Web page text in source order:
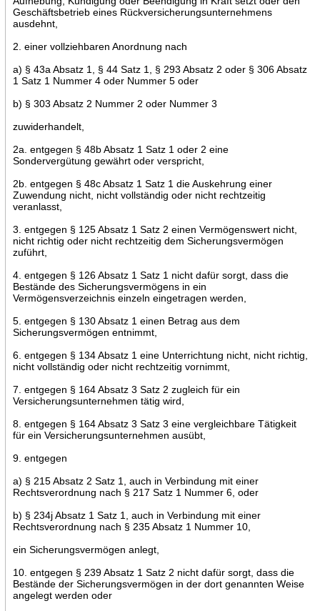
Geschäftsbetrieb eines Rückversicherungsunternehmens
ausdehnt,
2. einer vollziehbaren Anordnung nach
a) § 43a Absatz 1, § 44 Satz 1, § 293 Absatz 2 oder § 306 Absatz
1 Satz 1 Nummer 4 oder Nummer 5 oder
b) § 303 Absatz 2 Nummer 2 oder Nummer 3
zuwiderhandelt,
2a. entgegen § 48b Absatz 1 Satz 1 oder 2 eine
Sondervergütung gewährt oder verspricht,
2b. entgegen § 48c Absatz 1 Satz 1 die Auskehrung einer
Zuwendung nicht, nicht vollständig oder nicht rechtzeitig
veranlasst,
3. entgegen § 125 Absatz 1 Satz 2 einen Vermögenswert nicht,
nicht richtig oder nicht rechtzeitig dem Sicherungsvermögen
zuführt,
4. entgegen § 126 Absatz 1 Satz 1 nicht dafür sorgt, dass die
Bestände des Sicherungsvermögens in ein
Vermögensverzeichnis einzeln eingetragen werden,
5. entgegen § 130 Absatz 1 einen Betrag aus dem
Sicherungsvermögen entnimmt,
6. entgegen § 134 Absatz 1 eine Unterrichtung nicht, nicht richtig,
nicht vollständig oder nicht rechtzeitig vornimmt,
7. entgegen § 164 Absatz 3 Satz 2 zugleich für ein
Versicherungsunternehmen tätig wird,
8. entgegen § 164 Absatz 3 Satz 3 eine vergleichbare Tätigkeit
für ein Versicherungsunternehmen ausübt,
9. entgegen
a) § 215 Absatz 2 Satz 1, auch in Verbindung mit einer
Rechtsverordnung nach § 217 Satz 1 Nummer 6, oder
b) § 234j Absatz 1 Satz 1, auch in Verbindung mit einer
Rechtsverordnung nach § 235 Absatz 1 Nummer 10,
ein Sicherungsvermögen anlegt,
10. entgegen § 239 Absatz 1 Satz 2 nicht dafür sorgt, dass die
Bestände der Sicherungsvermögen in der dort genannten Weise
angelegt werden oder